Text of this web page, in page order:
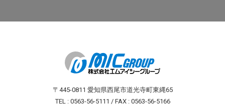
〒445-0811 愛知県西尾市道光寺町東縄65
TEL : 0563-56-5111 / FAX : 0563-56-5166